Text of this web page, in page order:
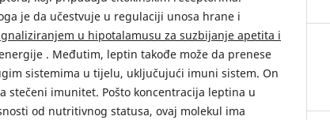
je da učestvuje u regulaciji unosa hrane i
u hipotalamusu za suzbijanje apetita i
. Međutim, leptin takođe može da prenese
sistemima u tijelu, uključujući imuni sistem. On
stečeni imunitet. Pošto koncentracija leptina u
od nutritivnog statusa, ovaj molekul ima